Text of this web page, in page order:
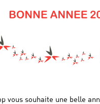
vous souhaite une belle